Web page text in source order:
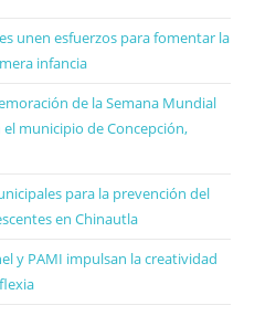
unen esfuerzos para fomentar la
infancia
de la Semana Mundial
municipio de Concepción,
para la prevención del
en Chinautla
y PAMI impulsan la creatividad